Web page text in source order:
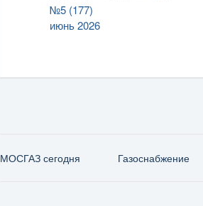
№5 (177)
июнь 2026
МОСГАЗ сегодня Газо­снабжение